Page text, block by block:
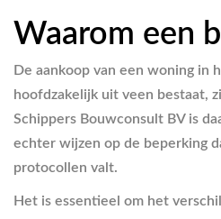
Waarom een
De aankoop van een woning in
hoofdzakelijk uit veen bestaat,
Schippers Bouwconsult BV is
echter wijzen op de beperking
protocollen valt.
Het is essentieel om het